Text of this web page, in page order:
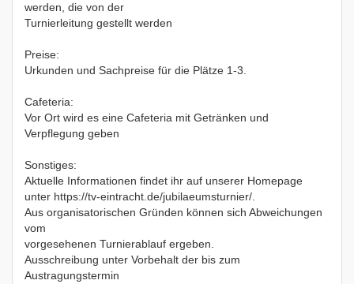
werden, die von der
Turnierleitung gestellt werden
Preise:
Urkunden und Sachpreise für die Plätze 1-3.
Cafeteria:
Vor Ort wird es eine Cafeteria mit Getränken und
Verpflegung geben
Sonstiges:
Aktuelle Informationen findet ihr auf unserer Homepage
unter https://tv-eintracht.de/jubilaeumsturnier/.
Aus organisatorischen Gründen können sich Abweichungen
vom
vorgesehenen Turnierablauf ergeben.
Ausschreibung unter Vorbehalt der bis zum
Austragungstermin